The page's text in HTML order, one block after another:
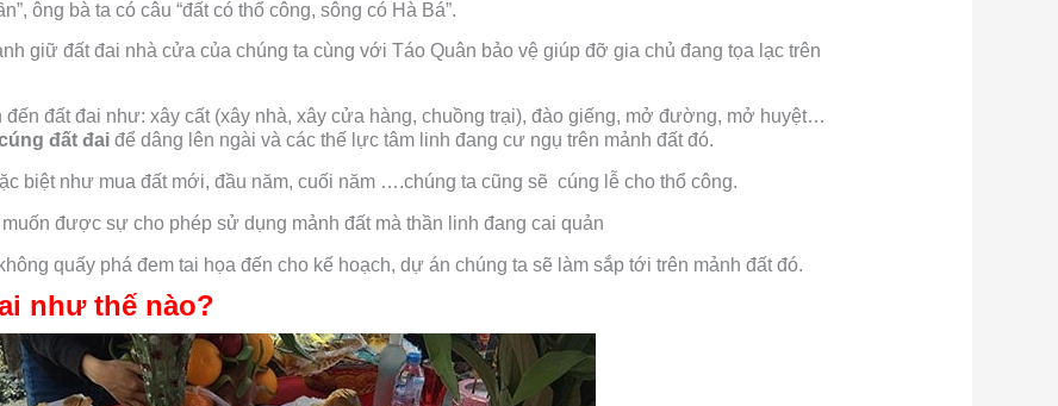
ông bà ta có câu “đất có thổ công, sông có Hà Bá”.
giữ đất đai nhà cửa của chúng ta cùng với Táo Quân bảo vệ giúp đỡ gia chủ đang tọa lạc trên
đất đai như: xây cất (xây nhà, xây cửa hàng, chuồng trại), đào giếng, mở đường, mở huyệt…
đất đai để dâng lên ngài và các thế lực tâm linh đang cư ngụ trên mảnh đất đó.
biệt như mua đất mới, đầu năm, cuối năm ….chúng ta cũng sẽ cúng lễ cho thổ công.
được sự cho phép sử dụng mảnh đất mà thần linh đang cai quản
quấy phá đem tai họa đến cho kế hoạch, dự án chúng ta sẽ làm sắp tới trên mảnh đất đó.
như thế nào?